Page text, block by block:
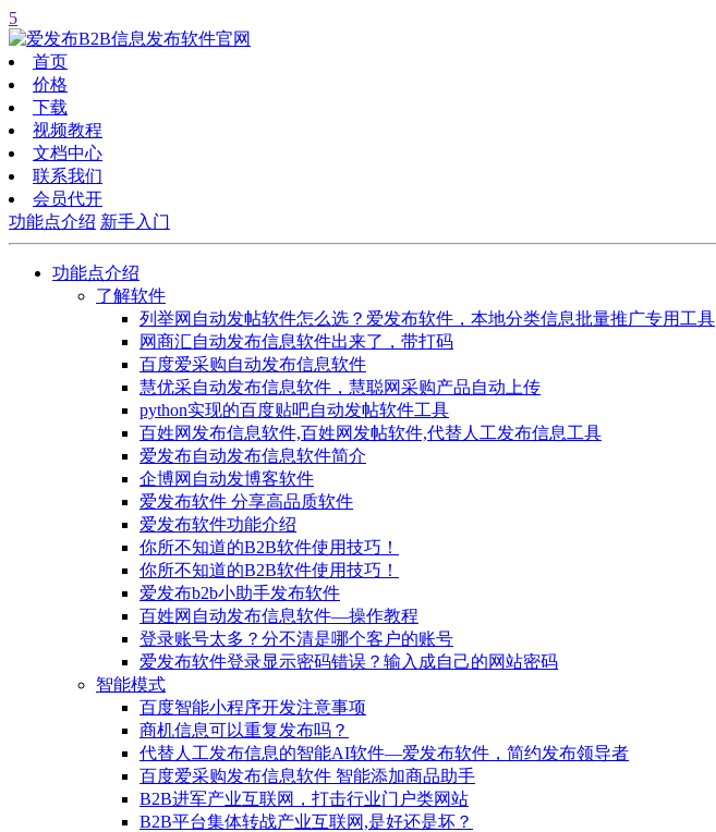
5
首页
价格
下载
视频教程
文档中心
联系我们
会员代开
功能点介绍 新手入门
功能点介绍
了解软件
列举网自动发帖软件怎么选？爱发布软件，本地分类信息批量推广专用工具
网商汇自动发布信息软件出来了，带打码
百度爱采购自动发布信息软件
慧优采自动发布信息软件，慧聪网采购产品自动上传
python实现的百度贴吧自动发帖软件工具
百姓网发布信息软件,百姓网发帖软件,代替人工发布信息工具
爱发布自动发布信息软件简介
企博网自动发博客软件
爱发布软件 分享高品质软件
爱发布软件功能介绍
你所不知道的B2B软件使用技巧！
你所不知道的B2B软件使用技巧！
爱发布b2b小助手发布软件
百姓网自动发布信息软件—操作教程
登录账号太多？分不清是哪个客户的账号
爱发布软件登录显示密码错误？输入成自己的网站密码
智能模式
百度智能小程序开发注意事项
商机信息可以重复发布吗？
代替人工发布信息的智能AI软件—爱发布软件，简约发布领导者
百度爱采购发布信息软件 智能添加商品助手
B2B进军产业互联网，打击行业门户类网站
B2B平台集体转战产业互联网,是好还是坏？